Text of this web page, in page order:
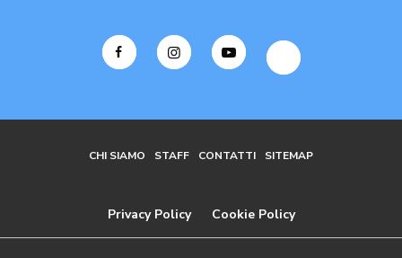
CHI SIAMO STAFF CONTATTI SITEMAP
Privacy Policy Cookie Policy